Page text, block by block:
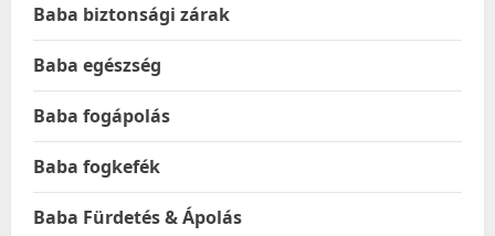
Baba biztonsági zárak
Baba egészség
Baba fogápolás
Baba fogkefék
Baba Fürdetés & Ápolás